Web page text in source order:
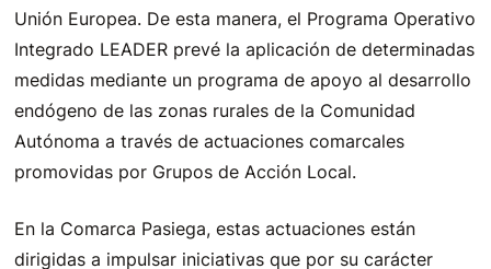
Unión Europea. De esta manera, el Programa Operativo
Integrado LEADER prevé la aplicación de determinadas
medidas mediante un programa de apoyo al desarrollo
endógeno de las zonas rurales de la Comunidad
Autónoma a través de actuaciones comarcales
promovidas por Grupos de Acción Local.
En la Comarca Pasiega, estas actuaciones están
dirigidas a impulsar iniciativas que por su carácter